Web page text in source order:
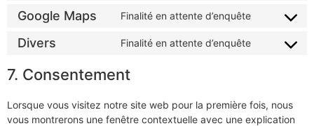
Google Maps Finalité en attente d’enquête
Divers Finalité en attente d’enquête
7. Consentement
Lorsque vous visitez notre site web pour la première fois, nous
vous montrerons une fenêtre contextuelle avec une explication